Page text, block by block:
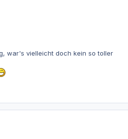
war's vielleicht doch kein so toller